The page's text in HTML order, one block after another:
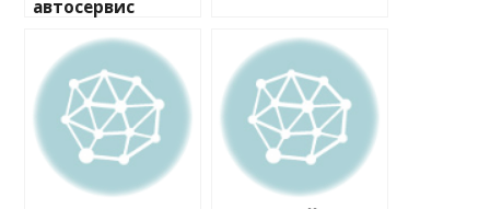
автосервис